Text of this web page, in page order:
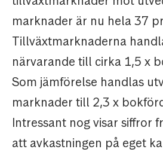
marknader är nu hela 37
Tillväxtmarknaderna
närvarande till cirka 1,5 x
Som jämförelse handlas
marknader till 2,3 x
Intressant nog visar siffror
att avkastningen på eget